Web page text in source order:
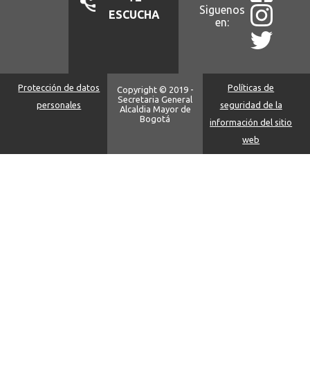
ESCUCHA
Siguenos
en:
Protección de datos
personales
Copyright © 2019 -
Secretaria General
Alcaldia Mayor de
Bogotá
Políticas de
seguridad de la
información del sitio
web